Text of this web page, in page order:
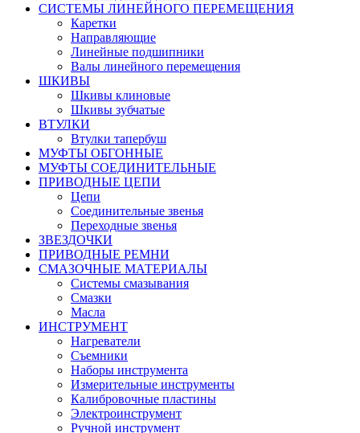
СИСТЕМЫ ЛИНЕЙНОГО ПЕРЕМЕЩЕНИЯ
Каретки
Направляющие
Линейные подшипники
Валы линейного перемещения
ШКИВЫ
Шкивы клиновые
Шкивы зубчатые
ВТУЛКИ
Втулки тапербуш
МУФТЫ ОБГОННЫЕ
МУФТЫ СОЕДИНИТЕЛЬНЫЕ
ПРИВОДНЫЕ ЦЕПИ
Цепи
Соединительные звенья
Переходные звенья
ЗВЕЗДОЧКИ
ПРИВОДНЫЕ РЕМНИ
СМАЗОЧНЫЕ МАТЕРИАЛЫ
Системы смазывания
Смазки
Масла
ИНСТРУМЕНТ
Нагреватели
Съемники
Наборы инструмента
Измерительные инструменты
Калибровочные пластины
Электроинструмент
Ручной инструмент